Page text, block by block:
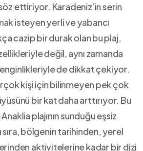
ettiriyor.‍ Karadeniz’in serin
isteyen yerli ‌ve yabancı⁢
cazip bir durak olan bu⁤ plaj,
değil, aynı⁤ zamanda
⁢de dikkat çekiyor.
kişi için bilinmeyen⁢ pek çok
bir kat daha arttırıyor. Bu
plajının sunduğu ⁤eşsiz
sıra,⁤ bölgenin⁤ tarihinden, yerel
aktivitelerine kadar bir dizi